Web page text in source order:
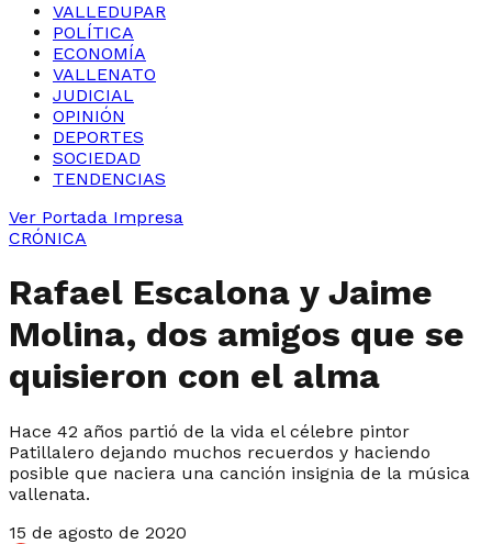
VALLEDUPAR
POLÍTICA
ECONOMÍA
VALLENATO
JUDICIAL
OPINIÓN
DEPORTES
SOCIEDAD
TENDENCIAS
Ver Portada Impresa
CRÓNICA
Rafael Escalona y Jaime
Molina, dos amigos que se
quisieron con el alma
Hace 42 años partió de la vida el célebre pintor
Patillalero dejando muchos recuerdos y haciendo
posible que naciera una canción insignia de la música
vallenata.
15 de agosto de 2020